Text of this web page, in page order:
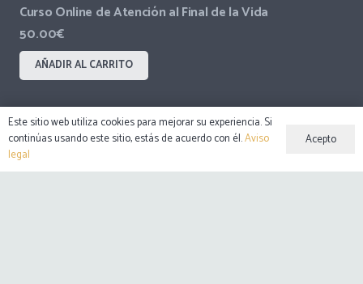
Curso Online de Atención al Final de la Vida
50.00€
AÑADIR AL CARRITO
© 2002 – 2024 Tanatología.org
Este sitio web utiliza cookies para mejorar su experiencia. Si
continúas usando este sitio, estás de acuerdo con él.Aviso
legal
Acepto